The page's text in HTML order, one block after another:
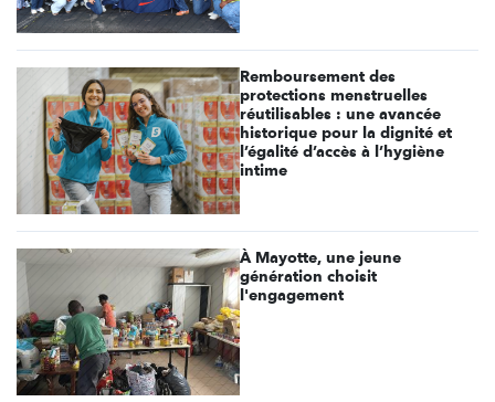
Remboursement des
protections menstruelles
réutilisables : une avancée
historique pour la dignité et
l’égalité d’accès à l’hygiène
intime
À Mayotte, une jeune
génération choisit
l'engagement